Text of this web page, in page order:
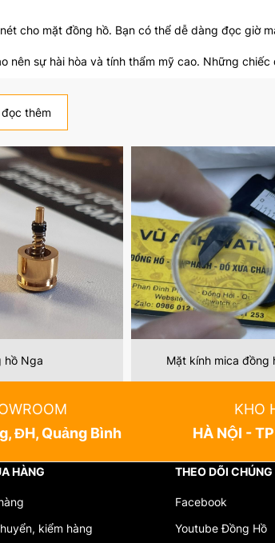
cho mặt đồng hồ. Bạn có thể dễ dàng đọc giờ
nên sự hài hòa và tính thẩm mỹ cao. Những
kính mica vẫn có khả năng chống xước ở mức
những ai muốn duy trì và bảo dưỡng đồng hồ
giữa chất lượng và thẩm mỹ. Với độ bền, khả
quyến rũ. Hãy trang bị cho chiếc đồng hồ của
thêm
hồ Nga Mặt kính mica đồng
ĐH, Quảng Bình
KHO
HÀ NỘI -
HÀNG
kiểm hàng
THEO DÕI CHÚNG
Facebook
Youtube Đồng Hồ